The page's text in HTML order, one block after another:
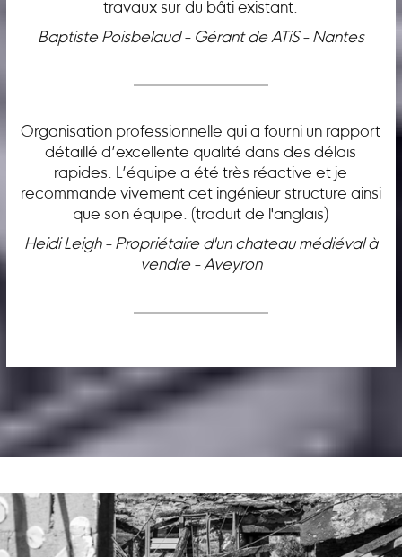
travaux sur du bâti existant.
Baptiste Poisbelaud - Gérant de ATiS - Nantes
Organisation professionnelle qui a fourni un rapport
détaillé d’excellente qualité dans des délais
rapides. L’équipe a été très réactive et je
recommande vivement cet ingénieur structure ainsi
que son équipe. (traduit de l'anglais)
Heidi Leigh - Propriétaire d'un chateau médiéval à
vendre - Aveyron